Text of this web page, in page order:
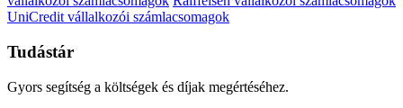
UniCredit vállalkozói számlacsomagok
Tudástár
Gyors segítség a költségek és díjak megértéséhez.